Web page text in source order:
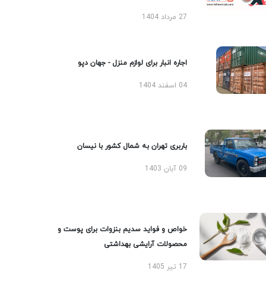
27 مرداد 1404
اجاره انبار برای لوازم منزل - جهان دپو
04 اسفند 1404
باربری تهران به شمال کشور با نیسان
09 آبان 1403
خواص و فواید سدیم بنزوات برای پوست و
محصولات آرایشی بهداشتی
17 تیر 1405